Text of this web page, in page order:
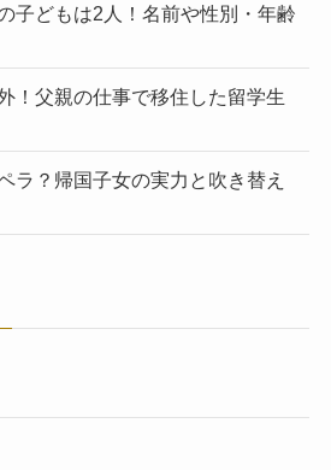
子どもは2人！名前や性別・年齢
！父親の仕事で移住した留学生
ラ？帰国子女の実力と吹き替え